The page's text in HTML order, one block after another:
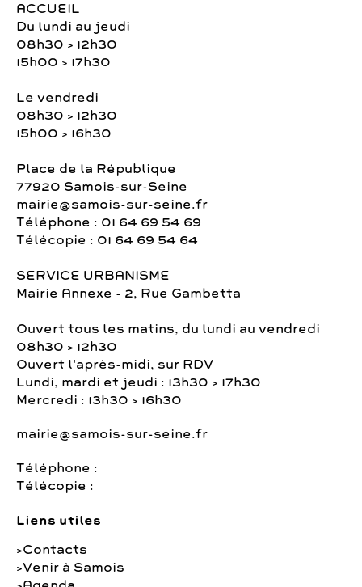
ACCUEIL
Du lundi au jeudi
08h30 > 12h30
15h00 > 17h30
Le vendredi
08h30 > 12h30
15h00 > 16h30
Place de la République
77920 Samois-sur-Seine
mairie@samois-sur-seine.fr
Téléphone : 01 64 69 54 69
Télécopie : 01 64 69 54 64
SERVICE URBANISME
Mairie Annexe - 2, Rue Gambetta
Ouvert tous les matins, du lundi au vendredi
08h30 > 12h30
Ouvert l'après-midi, sur RDV
Lundi, mardi et jeudi : 13h30 > 17h30
Mercredi : 13h30 > 16h30
mairie@samois-sur-seine.fr
Téléphone :
Télécopie :
Liens utiles
Contacts
Venir à Samois